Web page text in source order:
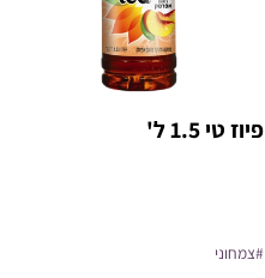
פיוז טי 1.5 ל'
#צמחוני